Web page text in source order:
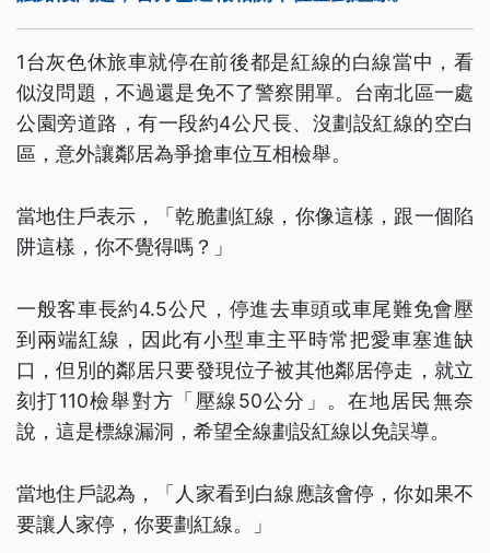
1台灰色休旅車就停在前後都是紅線的白線當中，看
似沒問題，不過還是免不了警察開單。台南北區一處
公園旁道路，有一段約4公尺長、沒劃設紅線的空白
區，意外讓鄰居為爭搶車位互相檢舉。
當地住戶表示，「乾脆劃紅線，你像這樣，跟一個陷
阱這樣，你不覺得嗎？」
一般客車長約4.5公尺，停進去車頭或車尾難免會壓
到兩端紅線，因此有小型車主平時常把愛車塞進缺
口，但別的鄰居只要發現位子被其他鄰居停走，就立
刻打110檢舉對方「壓線50公分」。在地居民無奈
說，這是標線漏洞，希望全線劃設紅線以免誤導。
當地住戶認為，「人家看到白線應該會停，你如果不
要讓人家停，你要劃紅線。」